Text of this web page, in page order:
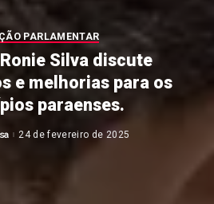
PARLAMENTAR
Silva discute
e melhorias para os
paraenses.
24 de fevereiro de 2025